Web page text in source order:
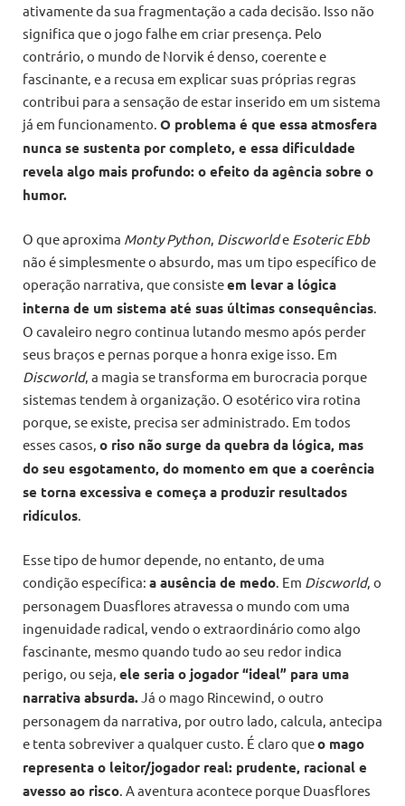
ativamente da sua fragmentação a cada decisão. Isso não
significa que o jogo falhe em criar presença. Pelo
contrário, o mundo de Norvik é denso, coerente e
fascinante, e a recusa em explicar suas próprias regras
contribui para a sensação de estar inserido em um sistema
já em funcionamento. O problema é que essa atmosfera
nunca se sustenta por completo, e essa dificuldade
revela algo mais profundo: o efeito da agência sobre o
humor.
O que aproxima Monty Python Discworlde Esoteric Ebb
não é simplesmente o absurdo, mas um tipo específico de
operação narrativa, que consisteem levar a lógica
interna de um sistema até suas últimas consequências
O cavaleiro negro continua lutando mesmo após perder
seus braços e pernas porque a honra exige isso. Em
Discworld, a magia se transforma em burocracia porque
sistemas tendem à organização. O esotérico vira rotina
porque, se existe, precisa ser administrado. Em todos
esses casos, o riso não surge da quebra da lógica, mas
do seu esgotamento, do momento em que a coerência
se torna excessiva e começa a produzir resultados
ridículos
Esse tipo de humor depende, no entanto, de uma
condição específica: a ausência de medo . Em Discworld, o
personagem Duasflores atravessa o mundo com uma
ingenuidade radical, vendo o extraordinário como algo
fascinante, mesmo quando tudo ao seu redor indica
perigo, ou seja, ele seria o jogador “ideal” para uma
narrativa absurda. Já o mago Rincewind, o outro
personagem da narrativa, por outro lado, calcula, antecipa
e tenta sobreviver a qualquer custo. É claro queo mago
representa o leitor/jogador real: prudente, racional e
avesso ao risco . A aventura acontece porque Duasflores